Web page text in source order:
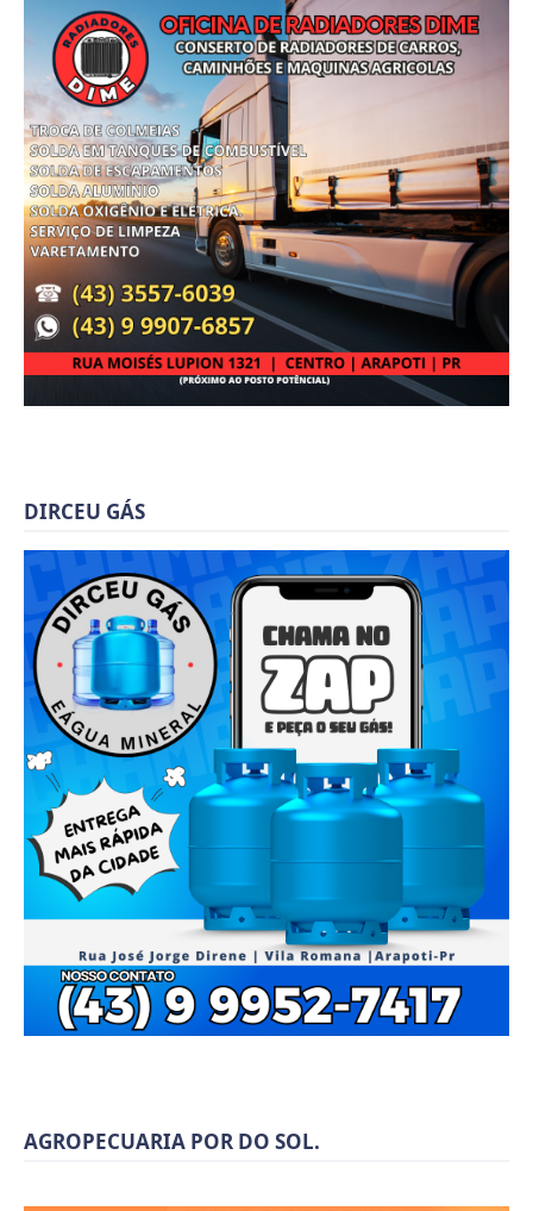
DIRCEU GÁS
AGROPECUARIA POR DO SOL.